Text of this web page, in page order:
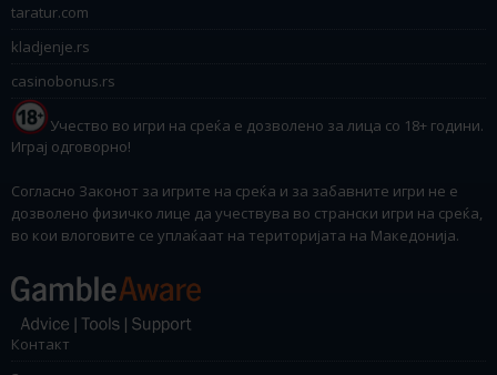
taratur.com
kladjenje.rs
casinobonus.rs
Учество во игри на среќа е дозволено за лица со 18+ години.
Играј одговорно!
Согласно Законот за игрите на среќа и за забавните игри не е
дозволено физичко лице да учествува во странски игри на среќа,
во кои влоговите се уплаќаат на територијата на Македонија.
Контакт